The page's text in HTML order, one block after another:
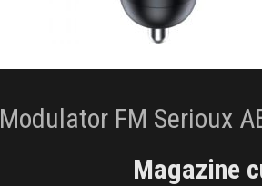
Modulator FM Serioux
Magazine